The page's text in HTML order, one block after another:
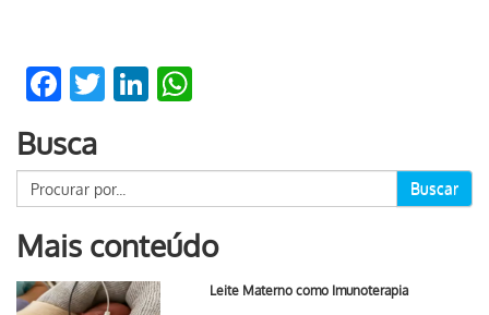
Facebook
TwitterLinkedIn
Busca
Buscar
Mais conteúdo
Leite Materno como Imunoterapia